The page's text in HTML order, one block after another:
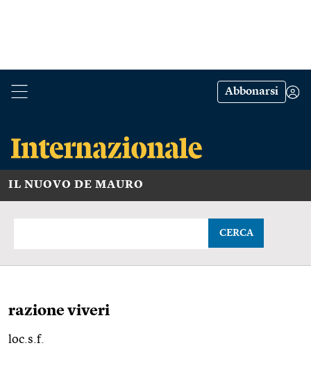
Abbonarsi
IL NUOVO DE MAURO
CERCA
razione viveri
loc.s.f.